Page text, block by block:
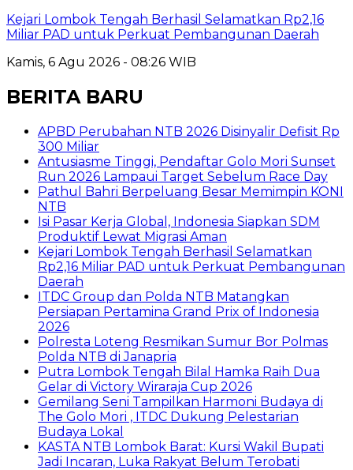
Kejari Lombok Tengah Berhasil Selamatkan Rp2,16
Miliar PAD untuk Perkuat Pembangunan Daerah
Kamis, 6 Agu 2026 - 08:26 WIB
BERITA BARU
APBD Perubahan NTB 2026 Disinyalir Defisit Rp
300 Miliar
Antusiasme Tinggi, Pendaftar Golo Mori Sunset
Run 2026 Lampaui Target Sebelum Race Day
Pathul Bahri Berpeluang Besar Memimpin KONI
NTB
​Isi Pasar Kerja Global, Indonesia Siapkan SDM
Produktif Lewat Migrasi Aman
Kejari Lombok Tengah Berhasil Selamatkan
Rp2,16 Miliar PAD untuk Perkuat Pembangunan
Daerah
ITDC Group dan Polda NTB Matangkan
Persiapan Pertamina Grand Prix of Indonesia
2026
Polresta Loteng Resmikan Sumur Bor Polmas
Polda NTB di Janapria
Putra Lombok Tengah Bilal Hamka Raih Dua
Gelar di Victory Wiraraja Cup 2026
Gemilang Seni Tampilkan Harmoni Budaya di
The Golo Mori , ITDC Dukung Pelestarian
Budaya Lokal
KASTA NTB Lombok Barat: Kursi Wakil Bupati
Jadi Incaran, Luka Rakyat Belum Terobati